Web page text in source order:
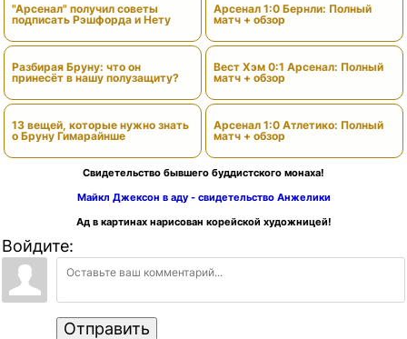
"Арсенал" получил советы
подписать Рэшфорда и Нету
Разбирая Бруну: что он
принесёт в нашу полузащиту?
13 вещей, которые нужно знать
о Бруну Гимарайнше
Арсенал 1:0 Бернли: Полный
матч + обзор
Вест Хэм 0:1 Арсенал: Полный
матч + обзор
Арсенал 1:0 Атлетико: Полный
матч + обзор
Свидетельство бывшего буддистского монаха!
Майкл Джексон в аду - свидетельство Анжелики
Ад в картинах нарисован корейской художницей!
Войдите:
Отправить